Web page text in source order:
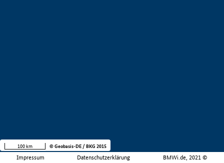
Impressum Datenschutzerklärung BMWi.de, 2021 ©
100 km © Geobasis-DE / BKG 2015